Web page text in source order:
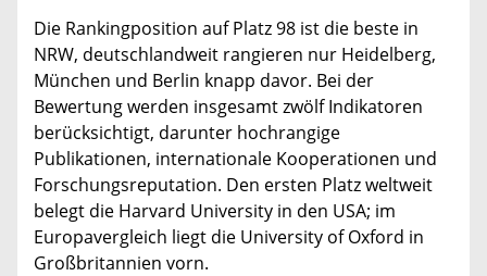
Die Rankingposition auf Platz 98 ist die beste in
NRW, deutschlandweit rangieren nur Heidelberg,
München und Berlin knapp davor. Bei der
Bewertung werden insgesamt zwölf Indikatoren
berücksichtigt, darunter hochrangige
Publikationen, internationale Kooperationen und
Forschungsreputation. Den ersten Platz weltweit
belegt die Harvard University in den USA; im
Europavergleich liegt die University of Oxford in
Großbritannien vorn.